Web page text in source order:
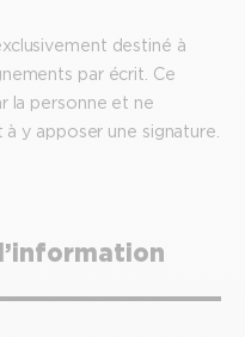
destiné à
par écrit. Ce
la personne et ne
y apposer une signature.